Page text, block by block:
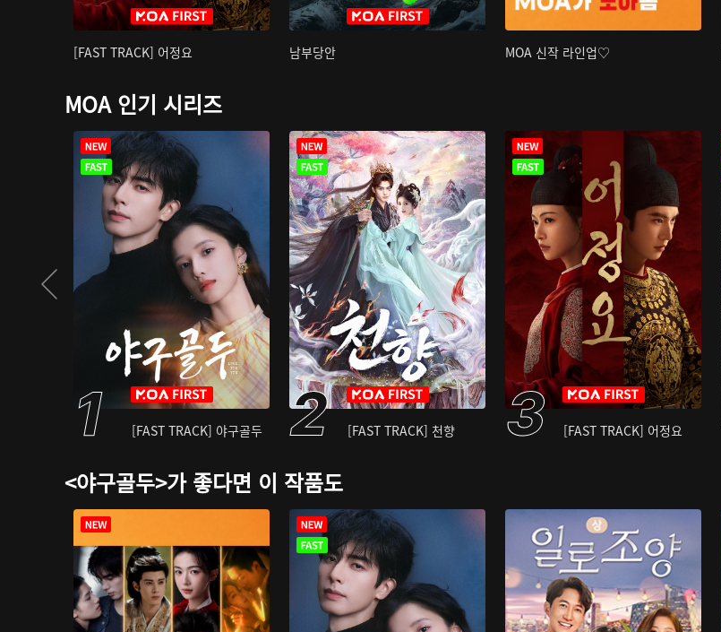
[FAST TRACK] 어정요 남부당안 MOA 신작 라인업♡
MOA 인기 시리즈
[FAST TRACK] 야구골두 [FAST TRACK] 천향 [FAST TRACK] 어정요
<야구골두>가 좋다면 이 작품도